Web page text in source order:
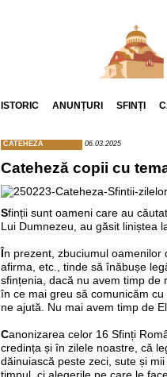
ISTORIC ANUNȚURI SFINȚI
CATEHEZĂ 06.03.2025
Cateheză copii cu
Sfinții sunt oameni care au
Lui Dumnezeu, au găsit liniștea
În prezent, zbuciumul
afirma, etc., tinde să înăbușe
sfințenia, dacă nu avem timp de
în ce mai greu să comunicăm
ne ajută. Nu mai avem timp de
Canonizarea celor 16 Sfinți
credința și în zilele noastre, că
dăinuiască peste zeci, sute și